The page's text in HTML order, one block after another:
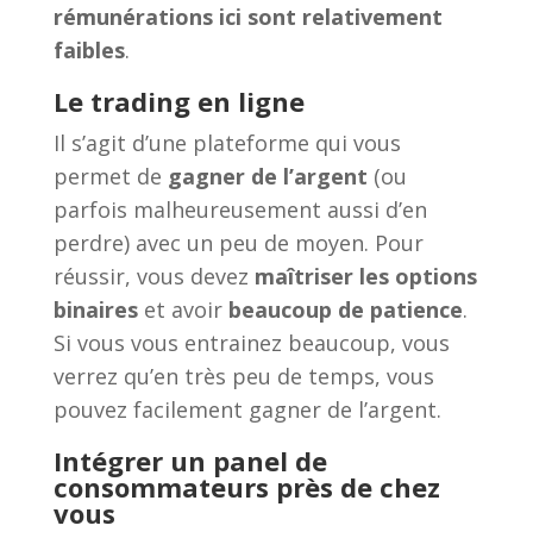
rémunérations ici sont relativement
faibles.
Le trading en ligne
Il s’agit d’une plateforme qui vous
permet de gagner de l’argent (ou
parfois malheureusement aussi d’en
perdre) avec un peu de moyen. Pour
réussir, vous devez maîtriser les options
binaireset avoir beaucoup de patience.
Si vous vous entrainez beaucoup, vous
verrez qu’en très peu de temps, vous
pouvez facilement gagner de l’argent.
Intégrer un panel de
consommateurs près de chez
vous